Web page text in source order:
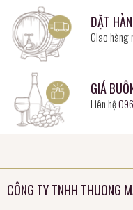
ĐẶT
Giao hàng
GIÁ
Liên hệ
CÔNG TY TNHH THUONG